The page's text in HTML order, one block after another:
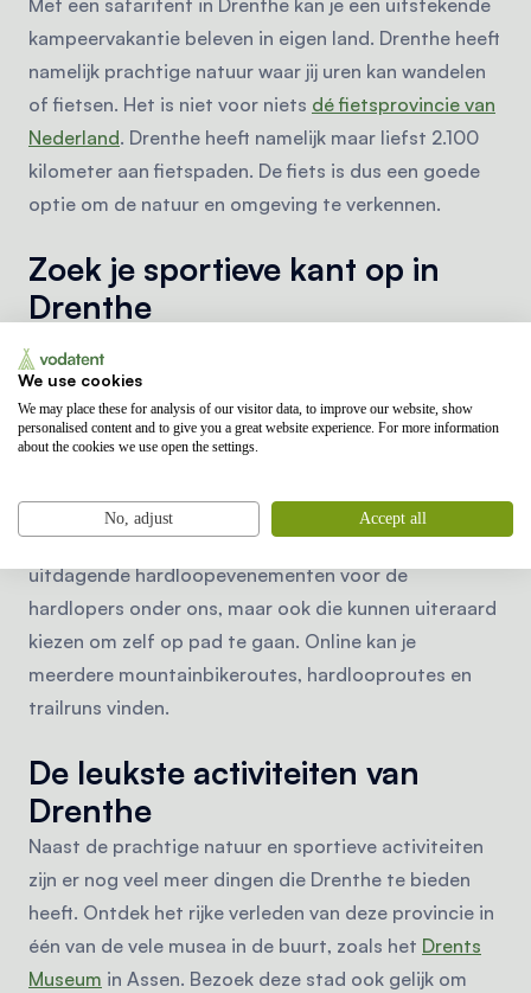
kampeervakantie beleven in eigen land. Drenthe heeft
namelijk prachtige natuur waar jij uren kan wandelen
of fietsen. Het is niet voor niets dé fietsprovincie van
Nederland. Drenthe heeft namelijk maar liefst 2.100
kilometer aan fietspaden. De fiets is dus een goede
optie om de natuur en omgeving te verkennen.
Zoek je sportieve kant op in
Drenthe
Hou jij van hardlopen of fietsen? Neem dan je
hardloopschoenen of mountainbike mee naar je
safaritent in Drenthe, want de provincie is uitstekend
voor deze activiteiten. Er zijn vele mountainbike
doen. Fiets je liever solo? Kies dan ervoor om zelf een
van de mountainbikeroutes te volgen. Er zijn ook
uitdagende hardloopevenementen voor de
hardlopers onder ons, maar ook die kunnen uiteraard
kiezen om zelf op pad te gaan. Online kan je
meerdere mountainbikeroutes, hardlooproutes en
trailruns vinden.
De leukste activiteiten van
Drenthe
Naast de prachtige natuur en sportieve activiteiten
zijn er nog veel meer dingen die Drenthe te bieden
heeft. Ontdek het rijke verleden van deze provincie in
één van de vele musea in de buurt, zoals het Drents
Museum in Assen. Bezoek deze stad ook gelijk om
We use cookies
We may place these for analysis of our visitor data, to improve our website, show
personalised content and to give you a great website experience. For more information
about the cookies we use open the settings.
No, adjust Accept all